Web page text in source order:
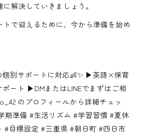
解決していきましょう。
で迎えるために、今から準備を始め
個別サポートに対応👶✨ ▶英語×保育
ート ▶DMまたはLINEでまずはご相
のプロフィールから詳細チェッ
期準備 #生活リズム #学習習慣 #夏休
#目標設定 #三重県 #朝日町 #四日市